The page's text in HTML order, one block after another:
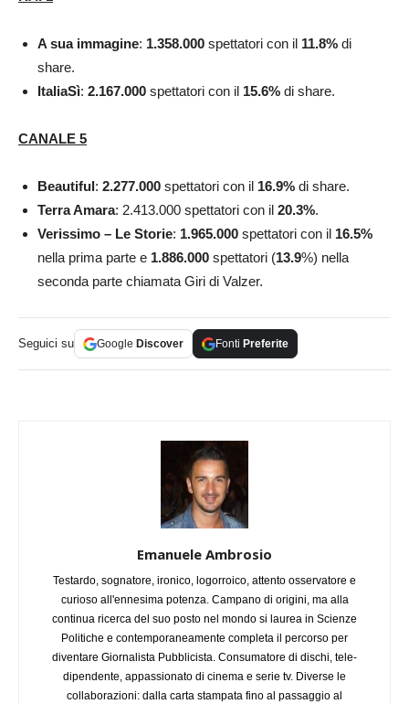
A sua immagine: 1.358.000 spettatori con il 11.8% di
share.
ItaliaSì: 2.167.000 spettatori con il 15.6% di share.
CANALE 5
Beautiful: 2.277.000 spettatori con il 16.9% di share.
Terra Amara: 2.413.000 spettatori con il 20.3%.
Verissimo – Le Storie: 1.965.000 spettatori con il 16.5%
nella prima parte e 1.886.000 spettatori (13.9%) nella
seconda parte chiamata Giri di Valzer.
Seguici su Google Discover Fonti Preferite
Emanuele Ambrosio
Testardo, sognatore, ironico, logorroico, attento osservatore e
curioso all'ennesima potenza. Campano di origini, ma alla
continua ricerca del suo posto nel mondo si laurea in Scienze
Politiche e contemporaneamente completa il percorso per
diventare Giornalista Pubblicista. Consumatore di dischi, tele-
dipendente, appassionato di cinema e serie tv. Diverse le
collaborazioni: dalla carta stampata fino al passaggio al